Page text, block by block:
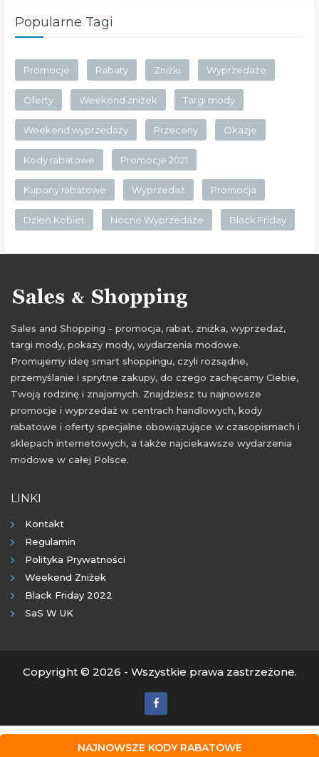
Popularne Tagi
Promocje Rabaty Zniżki Wyprzedaże
Oferty Weekend zniżek Targi mody
Weekend wyprzedaży Przeceny Okazje
Kody rabatowe Promocje 2021
Kupony rabatowe Wyprzedaż Promocja
Dzień Kobiet Nocne Wyprzedaże Black Friday
NAJNOWSZE KODY RABATOWE
Sales and Shopping - promocja, rabat, zniżka, wyprzedaż,
targi mody, pokazy mody, wydarzenia modowe.
Promujemy ideę smart shoppingu, czyli rozsądne,
przemyślanie i sprytne zakupy, do czego zachęcamy Ciebie,
Twoją rodzinę i znajomych. Znajdziesz tu najnowsze
promocje i wyprzedaż w centrach handlowych, kody
rabatowe i oferty specjalne obowiązujące w czasopismach i
sklepach internetowych, a także najciekawsze wydarzenia
modowe w całej Polsce.
LINKI
Kontakt
Regulamin
Polityka Prywatności
Weekend Zniżek
Black Friday 2022
SaS W UK
Copyright © 2026 - Wszystkie prawa zastrzeżone.